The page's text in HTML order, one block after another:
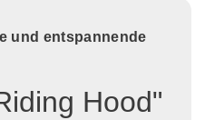
und entspannende
Hood"